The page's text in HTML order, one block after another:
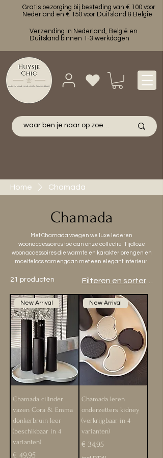
Gratis bezorging bij besteding van € 100 voor
Nederland en € 150 voor Duitsland & België
Verzending in Nederland, België en
Duitsland binnen 1-3 werkdagen
Home Chamada
Chamada
Met Chamada voegen we luxe lederen
woonaccessoires toe aan onze collectie. Tijdloze
woonaccessoires die warmte en karakter brengen en
moeiteloos samengaan met een elegant interieur.
21 producten Filteren en sorteren
New Arrival
Chamada cilinder
vazen Cora & Emma
donkerbruin leer
(beschikbaar in 4
varianten)
Prijs
€ 49,95
New Arrival
Chamada leren
onderzetters kidney
(verkrijgbaar in 4
varianten)
Prijs
€ 34,95